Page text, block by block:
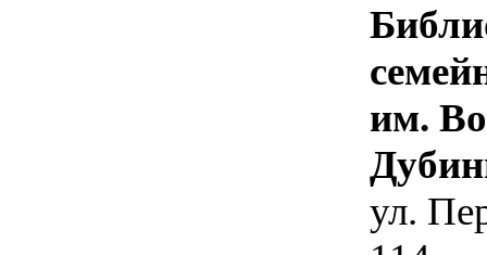
им.
ул.